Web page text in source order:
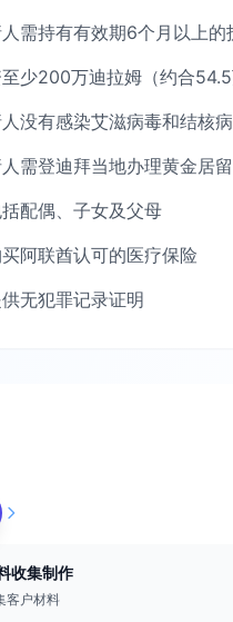
需持有有效期6个月以上的
少200万迪拉姆（约合
没有感染艾滋病毒和结核
需登迪拜当地办理黄金居留
配偶、子女及父母
阿联酋认可的医疗保险
无犯罪记录证明
收集制作
客户材料